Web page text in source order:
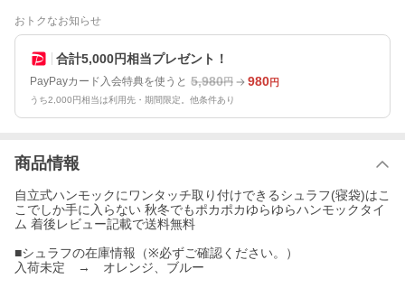
おトクなお知らせ
合計5,000円相当プレゼント！
PayPayカード入会特典を使うと 5,980円 980円
うち2,000円相当は利用先・期間限定。他条件あり
商品情報
自立式ハンモックにワンタッチ取り付けできるシュラフ(寝袋)はこ
こでしか手に入らない 秋冬でもポカポカゆらゆらハンモックタイ
ム 着後レビュー記載で送料無料
■シュラフの在庫情報（※必ずご確認ください。）
入荷未定 → オレンジ、ブルー